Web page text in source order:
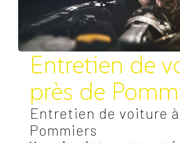
Entretien de
près de
Entretien de voiture à
Pommiers